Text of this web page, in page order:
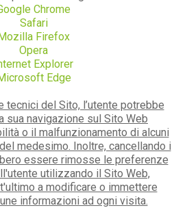
Chrome
Safari
Firefox
Opera
Explorer
Edge
tecnici del Sito, l’utente potrebbe
sua navigazione sul Sito Web
o il malfunzionamento di alcuni
medesimo. Inoltre, cancellando i
essere rimosse le preferenze
utilizzando il Sito Web,
a modificare o immettere
informazioni ad ogni visita.